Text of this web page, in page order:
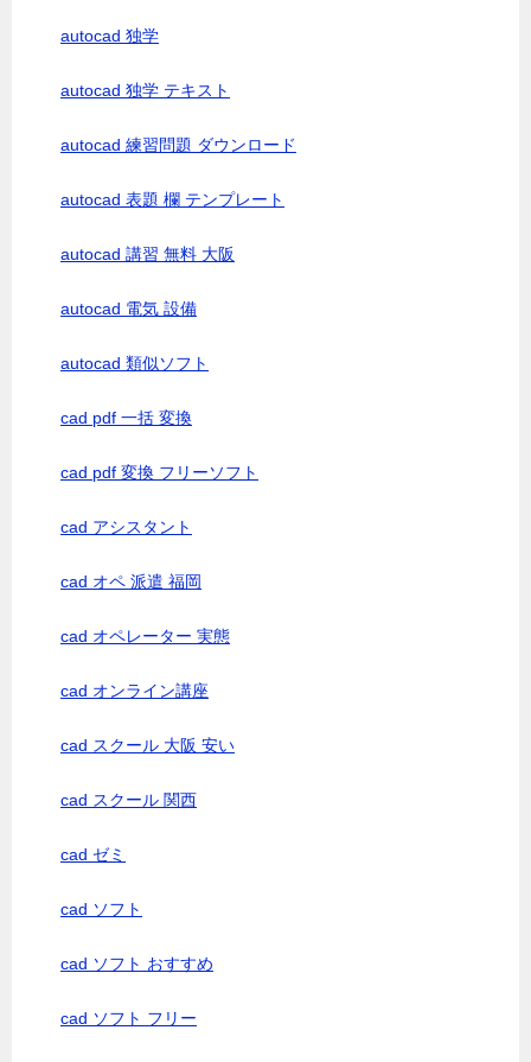
autocad 独学
autocad 独学 テキスト
autocad 練習問題 ダウンロード
autocad 表題 欄 テンプレート
autocad 講習 無料 大阪
autocad 電気 設備
autocad 類似ソフト
cad pdf 一括 変換
cad pdf 変換 フリーソフト
cad アシスタント
cad オペ 派遣 福岡
cad オペレーター 実態
cad オンライン講座
cad スクール 大阪 安い
cad スクール 関西
cad ゼミ
cad ソフト
cad ソフト おすすめ
cad ソフト フリー